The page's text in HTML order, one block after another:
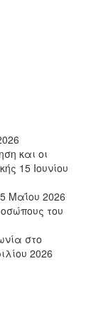
και οι
15 Ιουνίου
Μαΐου 2026
του
στο
2026